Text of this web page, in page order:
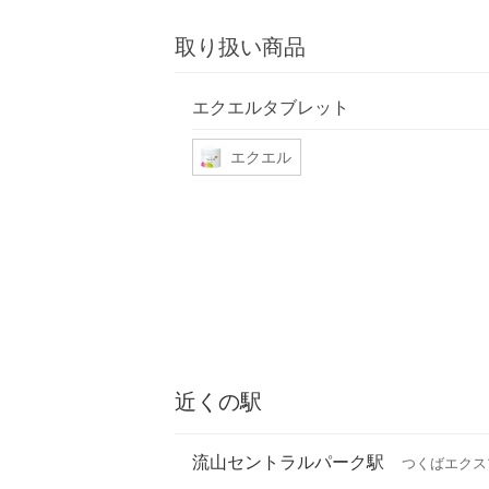
取り扱い商品
エクエルタブレット
エクエル
近くの駅
流山セントラルパーク駅 つくばエク